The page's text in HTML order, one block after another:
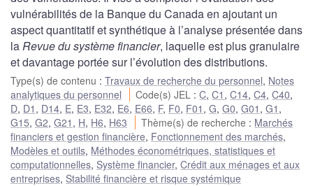
vulnérabilités de la Banque du Canada en ajoutant un
aspect quantitatif et synthétique à l’analyse présentée dans
laRevue du système financier, laquelle est plus granulaire
et davantage portée sur l’évolution des distributions.
Type(s) de contenu : Travaux de recherche du personnel, Notes
analytiques du personnel
Code(s) JEL :C,C1 ,C14,C4,C40,
D, D1 , D14, E, E3, E32, E6, E66, F, F0, F01 , G, G0, G01 , G1 ,
G15, G2, G21 , H, H6, H63 Thème(s) de recherche : Marchés
financiers et gestion financière, Fonctionnement des marchés,
Modèles et outils, Méthodes économétriques, statistiques et
computationnelles, Système financier, Crédit aux ménages et aux
entreprises, Stabilité financière et risque systémique